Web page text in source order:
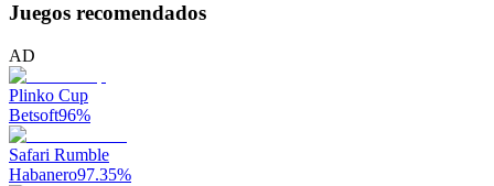
Juegos recomendados
AD
Plinko Cup
Betsoft96%
Safari Rumble
Habanero97.35%